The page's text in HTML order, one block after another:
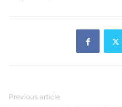
Previous article